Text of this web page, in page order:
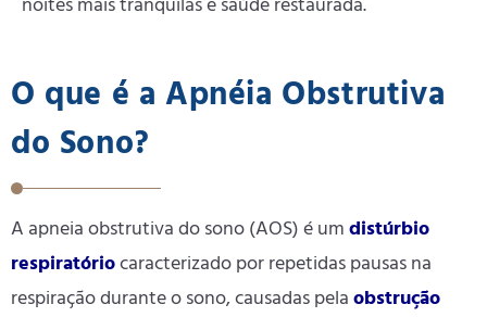
O que é a Apnéia Obstrutiva
do Sono?
A apneia obstrutiva do sono (AOS) é umdistúrbio
respiratóriocaracterizado por repetidas pausas na
respiração durante o sono, causadas pelaobstrução